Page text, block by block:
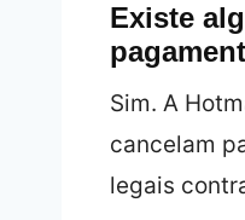
Existe
Sim. A
cancelam
legais